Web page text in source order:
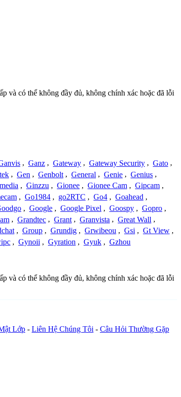
và có thể không đầy đủ, không chính xác hoặc đã lỗi
, Ganz , Gateway , Gateway Security , Gato ,
, Gen , Genbolt , General , Genie , Genius ,
, Ginzzu , Gionee , Gionee Cam , Gipcam ,
, Go1984 , go2RTC , Go4 , Goahead ,
, Google , Google Pixel , Goospy , Gopro ,
, Grandtec , Grant , Granvista , Great Wall ,
, Group , Grundig , Grwibeou , Gsi , Gt View ,
, Gynoii , Gyration , Gyuk , Gzhou
và có thể không đầy đủ, không chính xác hoặc đã lỗi
Lớp - Liên Hệ Chúng Tôi - Câu Hỏi Thường Gặp